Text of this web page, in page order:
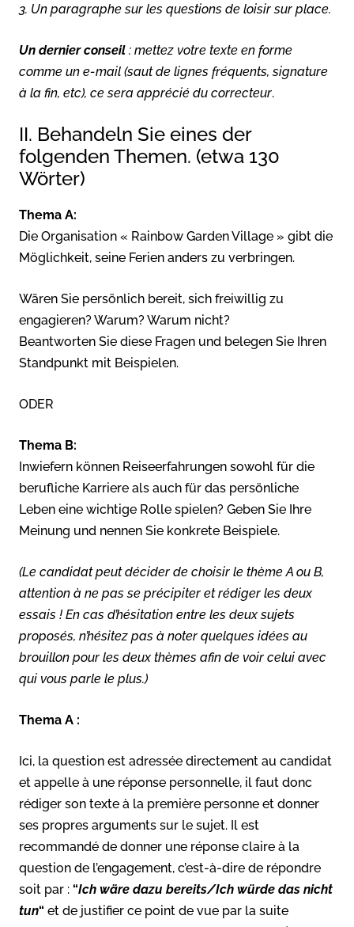
3. Un paragraphe sur les questions de loisir sur place.
Un dernier conseil : mettez votre texte en forme
comme un e-mail (saut de lignes fréquents, signature
à la fin, etc), ce sera apprécié du correcteur.
II. Behandeln Sie eines der
folgenden Themen. (etwa 130
Wörter)
Thema A:
Die Organisation « Rainbow Garden Village » gibt die
Möglichkeit, seine Ferien anders zu verbringen.
Wären Sie persönlich bereit, sich freiwillig zu
engagieren? Warum? Warum nicht?
Beantworten Sie diese Fragen und belegen Sie Ihren
Standpunkt mit Beispielen.
ODER
Thema B:
Inwiefern können Reiseerfahrungen sowohl für die
berufliche Karriere als auch für das persönliche
Leben eine wichtige Rolle spielen? Geben Sie Ihre
Meinung und nennen Sie konkrete Beispiele.
(Le candidat peut décider de choisir le thème A ou B,
attention à ne pas se précipiter et rédiger les deux
essais ! En cas d’hésitation entre les deux sujets
proposés, n’hésitez pas à noter quelques idées au
brouillon pour les deux thèmes afin de voir celui avec
qui vous parle le plus.)
Thema A :
Ici, la question est adressée directement au candidat
et appelle à une réponse personnelle, il faut donc
rédiger son texte à la première personne et donner
ses propres arguments sur le sujet. Il est
recommandé de donner une réponse claire à la
question de l’engagement, c’est-à-dire de répondre
soit par : “Ich wäre dazu bereits/Ich würde das nicht
tun“ et de justifier ce point de vue par la suite